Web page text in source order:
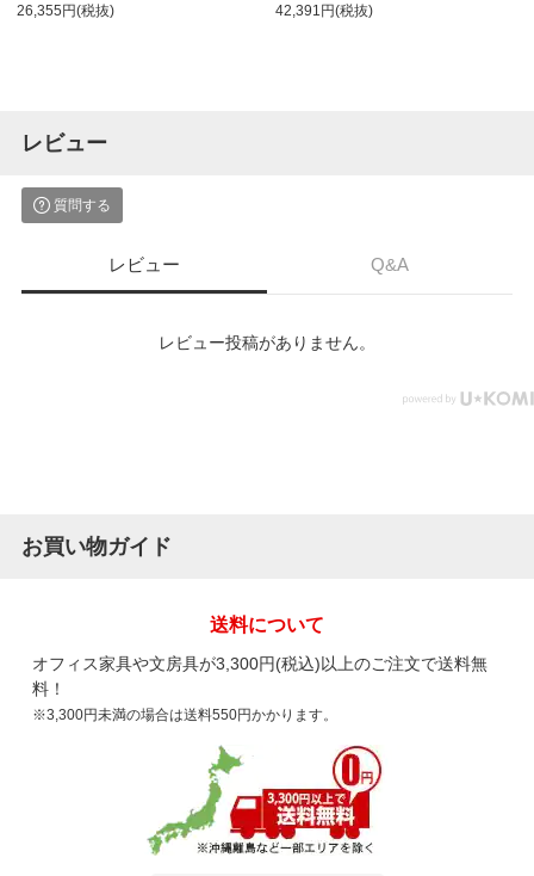
26,355円(税抜) 42,391円(税抜)
レビュー
質問する
レビュー Q&A
レビュー投稿がありません。
お買い物ガイド
送料について
オフィス家具や文房具が3,300円(税込)以上のご注文で送料無
料！
※3,300円未満の場合は送料550円かかります。